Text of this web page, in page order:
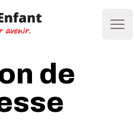
de